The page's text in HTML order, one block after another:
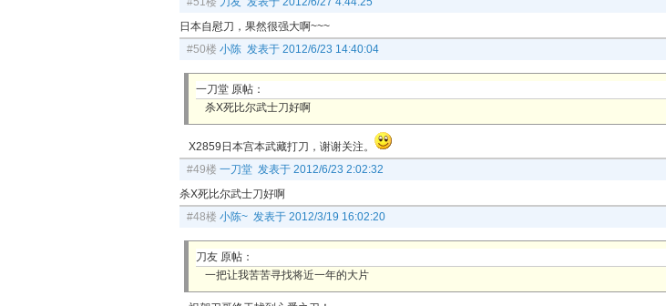
日本自慰刀，果然很强大啊~~~
#50楼 小陈 发表于 2012/6/23 14:40:04
一刀堂 原帖：
杀X死比尔武士刀好啊
X2859日本宫本武藏打刀，谢谢关注。
#49楼 一刀堂 发表于 2012/6/23 2:02:32
杀X死比尔武士刀好啊
#48楼 小陈~ 发表于 2012/3/19 16:02:20
刀友 原帖：
一把让我苦苦寻找将近一年的大片